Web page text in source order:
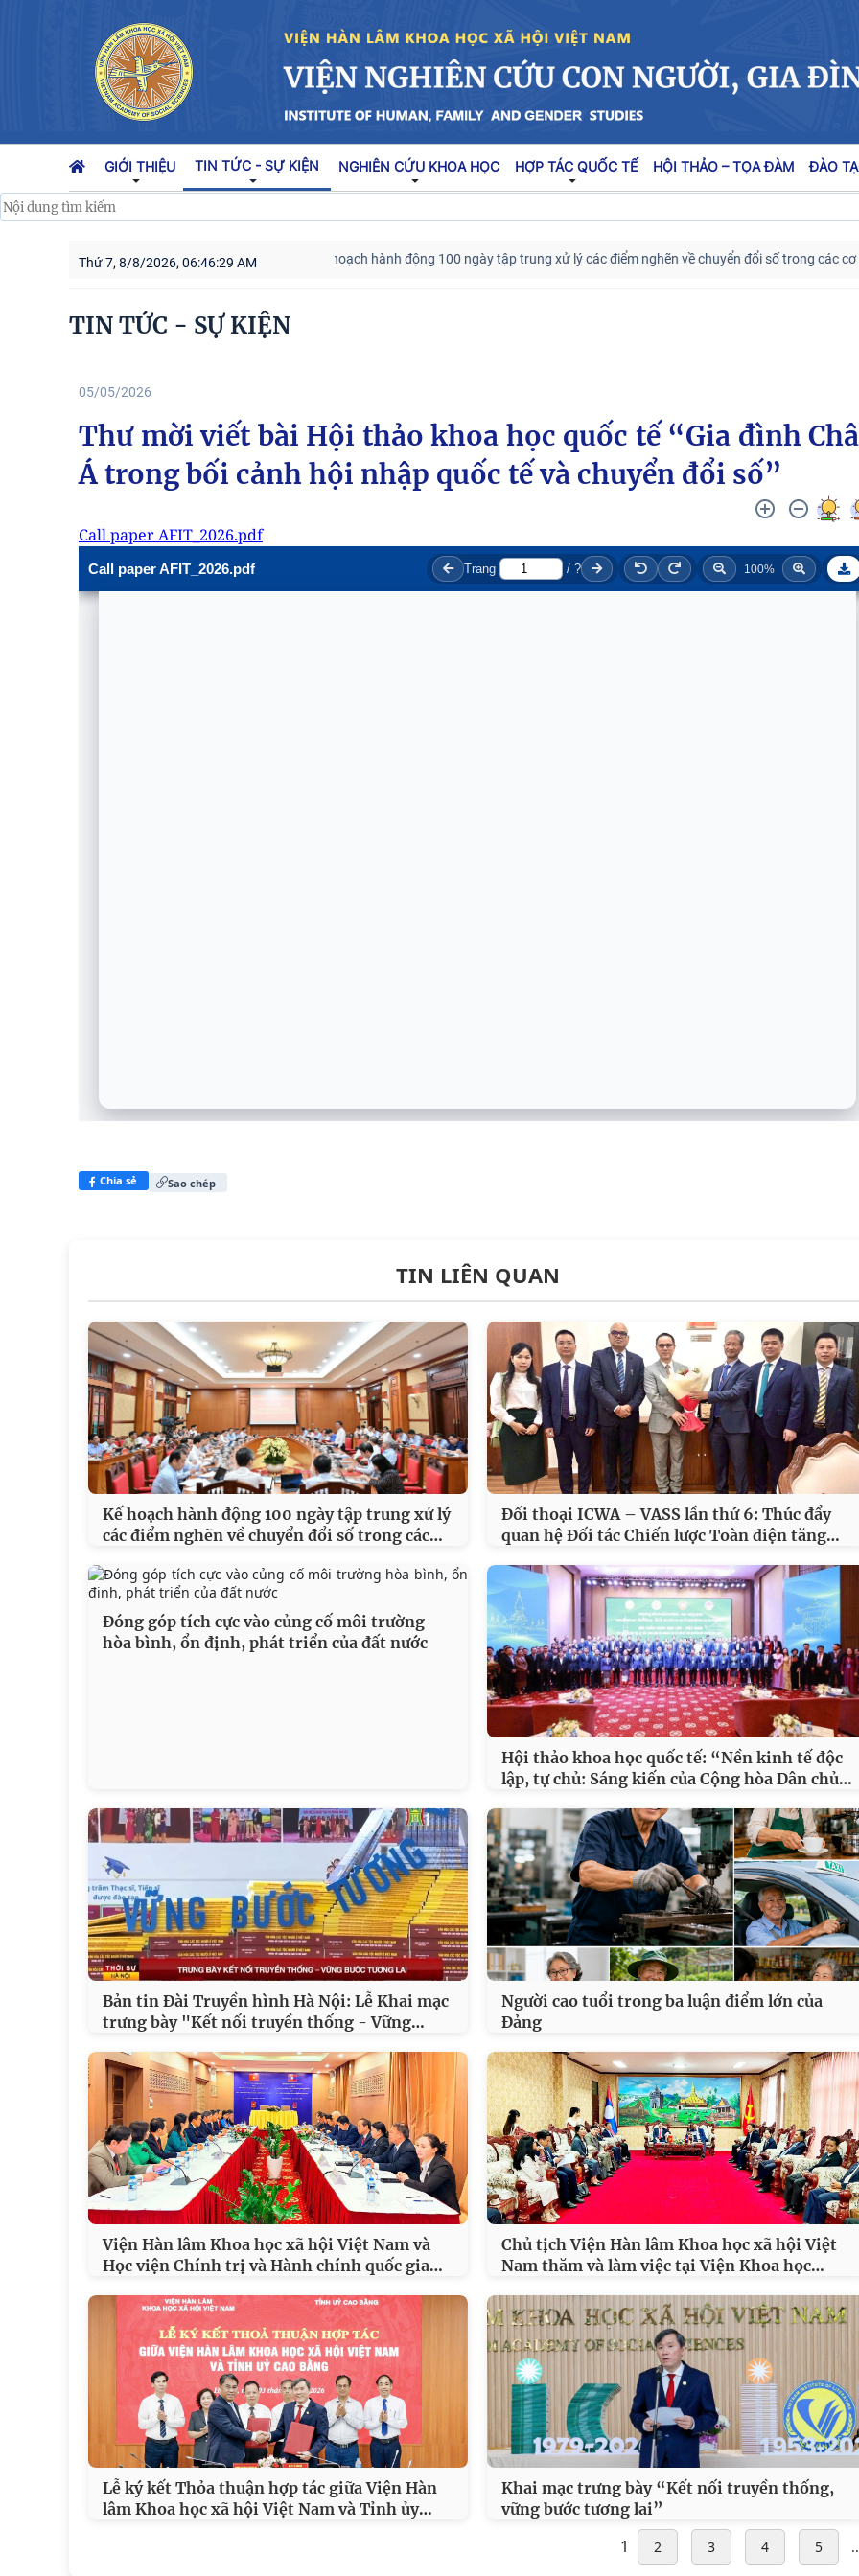
GIỚI THIỆU TIN TỨC - SỰ KIỆN NGHIÊN CỨU KHOA HỌC HỢP TÁC QUỐC TẾ HỘI THẢO – TỌA ĐÀM ĐÀO
Thứ 7, 8/8/2026, 06:46:30 AM Kế hoạch hành động 100 ngày tập trung xử lý các điểm nghẽn về chuyển đổi số trong các cơ quan
TIN TỨC - SỰ KIỆN
05/05/2026
Thư mời viết bài Hội thảo khoa học quốc tế “Gia đình
Á trong bối cảnh hội nhập quốc tế và chuyển đổi số”
Call paper AFIT_2026.pdf
Chia sẻ Sao chép
TIN LIÊN QUAN
Kế hoạch hành động 100 ngày tập trung xử lý
các điểm nghẽn về chuyển đổi số trong các…
Đối thoại ICWA – VASS lần thứ 6: Thúc đẩy
quan hệ Đối tác Chiến lược Toàn diện tăng…
Đóng góp tích cực vào củng cố môi trường
hòa bình, ổn định, phát triển của đất nước
Hội thảo khoa học quốc tế: “Nền kinh tế độc
lập, tự chủ: Sáng kiến của Cộng hòa Dân chủ…
Bản tin Đài Truyền hình Hà Nội: Lễ Khai mạc
trưng bày "Kết nối truyền thống - Vững…
Người cao tuổi trong ba luận điểm lớn của
Đảng
Viện Hàn lâm Khoa học xã hội Việt Nam và
Học viện Chính trị và Hành chính quốc gia…
Chủ tịch Viện Hàn lâm Khoa học xã hội Việt
Nam thăm và làm việc tại Viện Khoa học…
Lễ ký kết Thỏa thuận hợp tác giữa Viện Hàn
lâm Khoa học xã hội Việt Nam và Tỉnh ủy…
Khai mạc trưng bày “Kết nối truyền thống,
vững bước tương lai”
1 2 3 4 5